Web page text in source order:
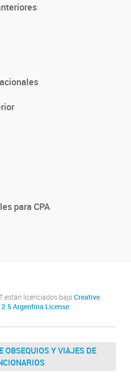
para CPA
están licenciados bajo Creative
Argentina License
OBSEQUIOS Y VIAJES DE